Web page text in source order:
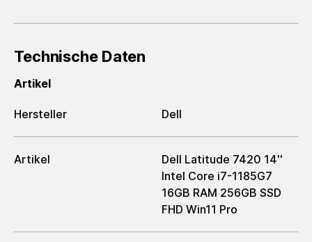
Technische Daten
Artikel
Hersteller Dell
Artikel
Dell Latitude 7420 14''
Intel Core i7-1185G7
16GB RAM 256GB SSD
FHD Win11 Pro